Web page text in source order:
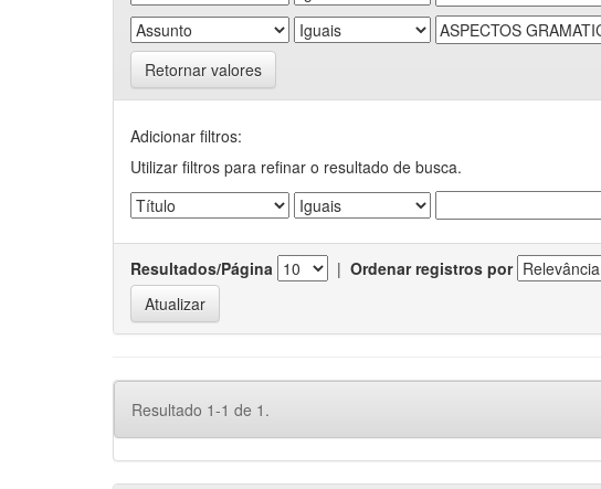
Retornar valores
Adicionar filtros:
Utilizar filtros para refinar o resultado de busca.
Resultados/Página | Ordenar registros por
Resultado 1-1 de 1.